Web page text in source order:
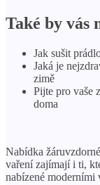
Také by vás
Jak sušit
Jaká je
zimě
Pijte pro vaše
doma
Nabídka
vaření zajímají i ti,
nabízené moderními